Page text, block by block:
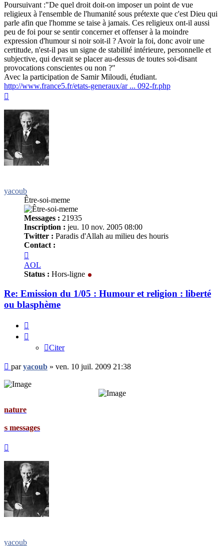
Poursuivant :"De quel droit doit-on imposer un point de vue
religieux à l'ensemble de l'humanité sous prétexte que c'est Dieu qui
parle afin que l'homme se taise à jamais. Ces religieux ont-il aussi
peu de foi pour se sentir concerner et offenser à la moindre
expression d'humour si noir soit-il ? Avoir la foi, donc avoir une
certitude, n'est-il pas un signe de stabilité intérieure, personnelle et
subjective, qui devrait se placer au-dessus de toutes soi-disant
provocations conscientes ou non ?"
Avec la participation de Samir Miloudi, étudiant.
http://www.france5.fr/etats-generaux/ar ... 092-fr.php
yacoub
Être-soi-meme
Messages : 21935
Inscription : jeu. 10 nov. 2005 08:00
Twitter : Paradis d'Allah au milieu des houris
Contact :
yacoub
AOL
Status : Hors-ligne
Re: Emission du 1/05 : Humour et religion : liberté
ou blasphème
Citer
Message
non
lu
paryacoub » ven. 10 juil. 2009 21:38
yacoub